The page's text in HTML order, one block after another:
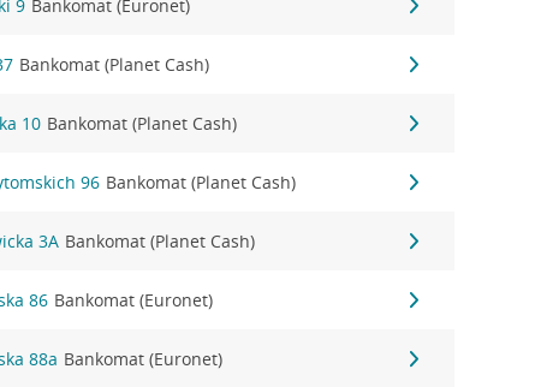
9 Bankomat (Euronet)
Bankomat (Planet Cash)
10 Bankomat (Planet Cash)
96 Bankomat (Planet Cash)
3A Bankomat (Planet Cash)
86 Bankomat (Euronet)
88a Bankomat (Euronet)